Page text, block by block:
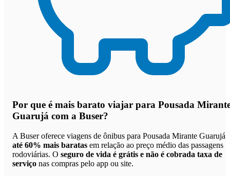
Por que é mais barato viajar para Pousada
Guarujá com a Buser?
A Buser oferece viagens de ônibus para Pousada Mirante Guarujá
até 60% mais baratas em relação ao preço médio das passagens
rodoviárias. O seguro de vida é grátis e não é cobrada taxa de
serviço nas compras pelo app ou site.